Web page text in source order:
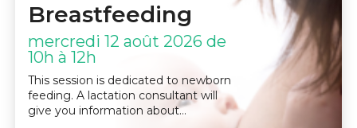
Breastfeeding
mercredi 12 août 2026 de
10h à 12h
This session is dedicated to newborn
feeding. A lactation consultant will
give you information about…